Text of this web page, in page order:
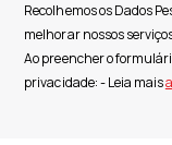
Recolhemos os Dados
melhorar nossos
Ao preencher o
privacidade: - Leia mais